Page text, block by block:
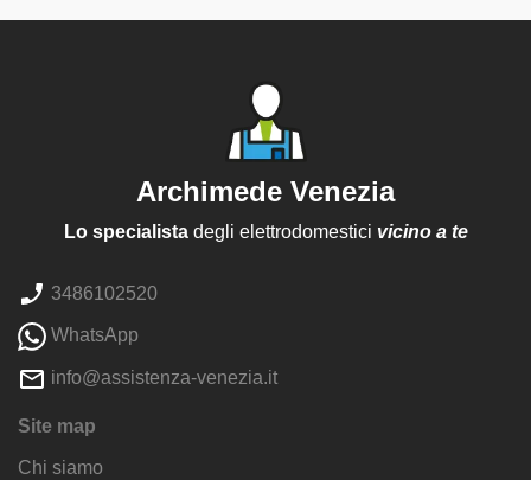
Archimede Venezia
Lo specialistadegli elettrodomestici vicino a te
3486102520
WhatsApp
info@assistenza-venezia.it
Site map
Chi siamo